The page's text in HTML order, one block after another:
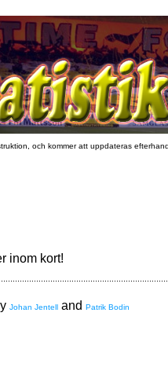
och kommer att uppdateras
inom kort!
Johan Jentell and Patrik Bodin